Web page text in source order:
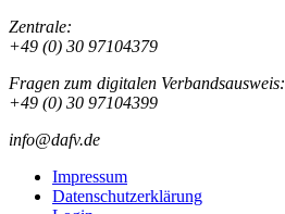
Zentrale:
+49 (0) 30 97104379
Fragen zum digitalen Verbandsausweis:
+49 (0) 30 97104399
info@dafv.de
Impressum
Datenschutzerklärung